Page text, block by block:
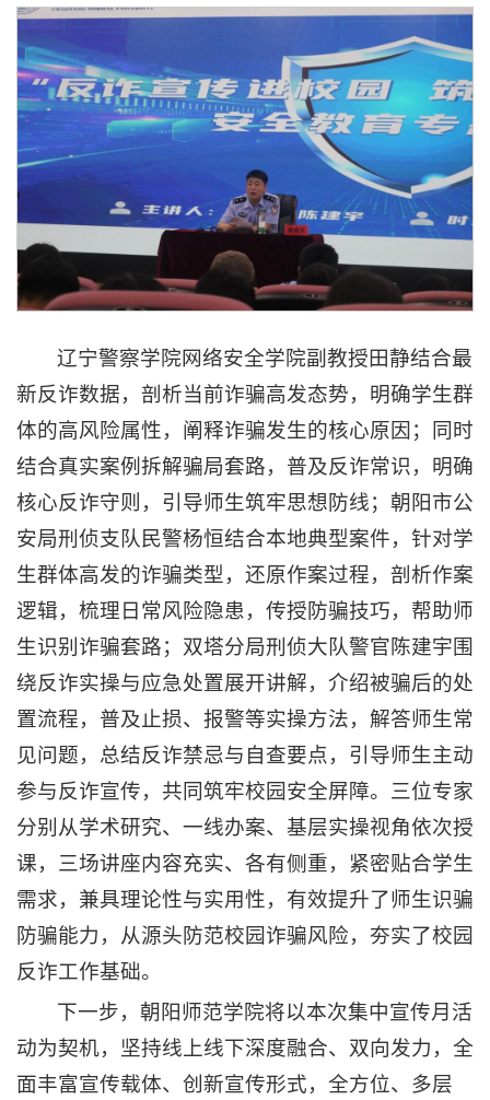
辽宁警察学院网络安全学院副教授田静结合最
新反诈数据，剖析当前诈骗高发态势，明确学生群
体的高风险属性，阐释诈骗发生的核心原因；同时
结合真实案例拆解骗局套路，普及反诈常识，明确
核心反诈守则，引导师生筑牢思想防线；朝阳市公
安局刑侦支队民警杨恒结合本地典型案件，针对学
生群体高发的诈骗类型，还原作案过程，剖析作案
逻辑，梳理日常风险隐患，传授防骗技巧，帮助师
生识别诈骗套路；双塔分局刑侦大队警官陈建宇围
绕反诈实操与应急处置展开讲解，介绍被骗后的处
置流程，普及止损、报警等实操方法，解答师生常
见问题，总结反诈禁忌与自查要点，引导师生主动
参与反诈宣传，共同筑牢校园安全屏障。三位专家
分别从学术研究、一线办案、基层实操视角依次授
课，三场讲座内容充实、各有侧重，紧密贴合学生
需求，兼具理论性与实用性，有效提升了师生识骗
防骗能力，从源头防范校园诈骗风险，夯实了校园
反诈工作基础。
下一步，朝阳师范学院将以本次集中宣传月活
动为契机，坚持线上线下深度融合、双向发力，全
面丰富宣传载体、创新宣传形式，全方位、多层